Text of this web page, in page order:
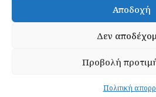
Αποδοχή
Δεν
Προβολή
Πολιτική
ΕΓΓΡΑΦΉ
Έχω διαβάσει και δέχομαι την
Creative.